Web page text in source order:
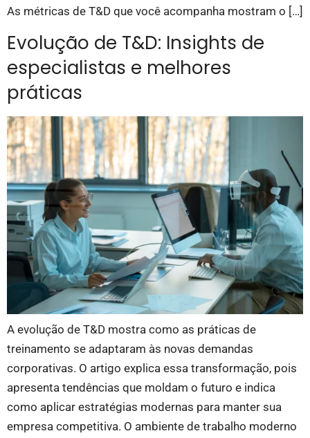
As métricas de T&D que você acompanha mostram o […]
Evolução de T&D: Insights de
especialistas e melhores
práticas
A evolução de T&D mostra como as práticas de
treinamento se adaptaram às novas demandas
corporativas. O artigo explica essa transformação, pois
apresenta tendências que moldam o futuro e indica
como aplicar estratégias modernas para manter sua
empresa competitiva. O ambiente de trabalho moderno